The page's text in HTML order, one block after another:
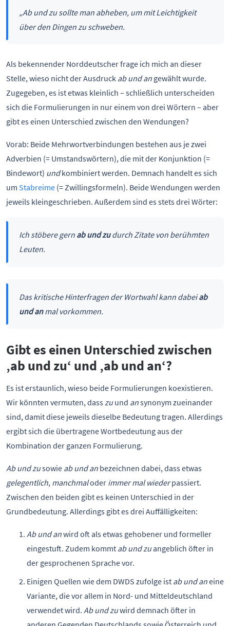
„Ab und zu sollte man abheben, um mit Leichtigkeit
über den Dingen zu schweben.
Als bekennender Norddeutscher frage ich mich an dieser
Stelle, wieso nicht der Ausdruck ab und an gewählt wurde.
Zugegeben, es ist etwas kleinlich – schließlich unterscheiden
sich die Formulierungen in nur einem von drei Wörtern – aber
gibt es einen Unterschied zwischen den Wendungen?
Vorab: Beide Mehrwortverbindungen bestehen aus je zwei
Adverbien (= Umstandswörtern), die mit der Konjunktion (=
Bindewort) undkombiniert werden. Demnach handelt es sich
um Stabreime (= Zwillingsformeln). Beide Wendungen werden
jeweils kleingeschrieben. Außerdem sind es stets drei Wörter:
Ich stöbere gern ab und zudurch Zitate von berühmten
Leuten.
Das kritische Hinterfragen der Wortwahl kann dabeiab
und anmal vorkommen.
Gibt es einen Unterschied zwischen
‚ab und zu‘ und ‚ab und an‘?
Es ist erstaunlich, wieso beide Formulierungen koexistieren.
Wir könnten vermuten, dass zuund ansynonym zueinander
sind, damit diese jeweils dieselbe Bedeutung tragen. Allerdings
ergibt sich die übertragene Wortbedeutung aus der
Kombination der ganzen Formulierung.
Ab und zusowie ab und an bezeichnen dabei, dass etwas
gelegentlich, manchmaloder immer mal wiederpassiert.
Zwischen den beiden gibt es keinen Unterschied in der
Grundbedeutung. Allerdings gibt es drei Auffälligkeiten:
Ab und anwird oft als etwas gehobener und formeller
eingestuft. Zudem kommt ab und zuangeblich öfter in
der gesprochenen Sprache vor.
Einigen Quellen wie dem DWDS zufolge ist ab und aneine
Variante, die vor allem in Nord- und Mitteldeutschland
verwendet wird. Ab und zuwird demnach öfter in